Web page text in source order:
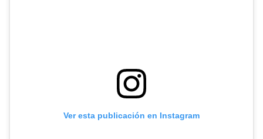
Ver esta publicación en Instagram